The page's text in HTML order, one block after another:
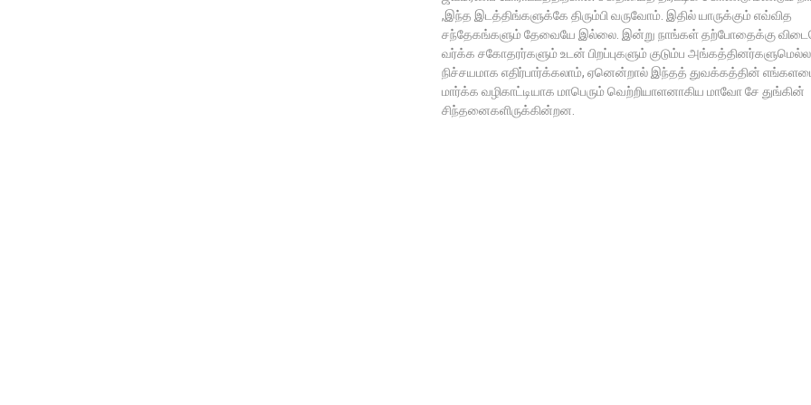
,இந்த இடத்திங்களுக்கே திரும்பி வருவோம். இதில் யாருக்கும் எவ்வித
சந்தேகங்களும் தேவையே இல்லை. இன்று நாங்கள் தற்போதைக்கு
வர்க்க சகோதரர்களும் உடன் பிறப்புகளும் குடும்ப
நிச்சயமாக எதிர்பார்க்கலாம், ஏனென்றால் இந்தத் துவக்கத்தின்
மார்க்க வழிகாட்டியாக மாபெரும் வெற்றியாளனாகிய மாவோ சே துங்கின்
சிந்தனைகளிருக்கின்றன.